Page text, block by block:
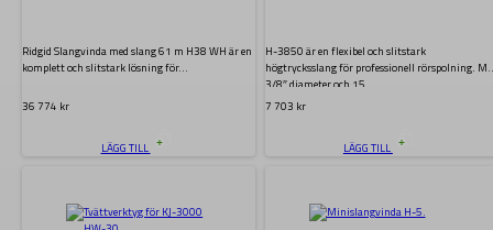
Ridgid Slangvinda med slang 61 m H38 WH är en
komplett och slitstark lösning för…
36 774 kr
LÄGG TILL
H-3850 är en flexibel och slitstark
högtrycksslang för professionell rörspolning.
3/8″ diameter och 15…
7 703 kr
LÄGG TILL